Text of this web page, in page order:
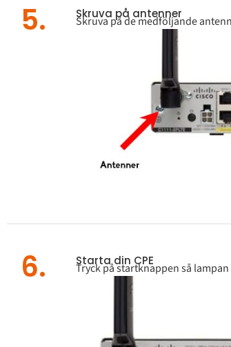
5. Skruva på antenner
Skruva på de medföljande
6. Starta din CPE
Tryck på startknappen så